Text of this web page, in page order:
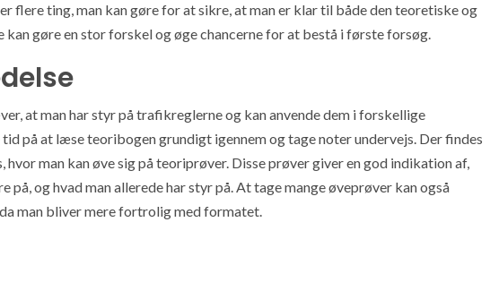
flere ting, man kan gøre for at sikre, at man er klar til både den teoretiske og
gøre en stor forskel og øge chancerne for at bestå i første forsøg.
at man har styr på trafikreglerne og kan anvende dem i forskellige
på at læse teoribogen grundigt igennem og tage noter undervejs. Der findes
hvor man kan øve sig på teoriprøver. Disse prøver giver en god indikation af,
på, og hvad man allerede har styr på. At tage mange øveprøver kan også
man bliver mere fortrolig med formatet.